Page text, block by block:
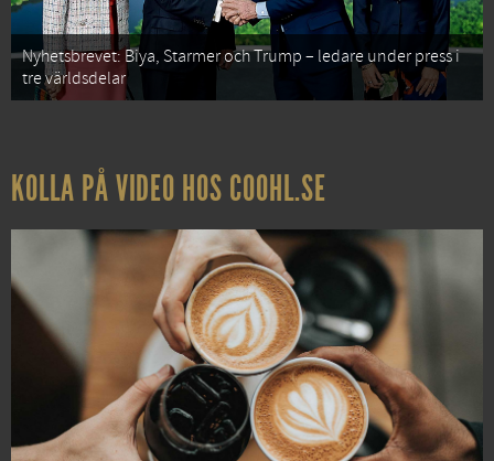
Nyhetsbrevet: Biya, Starmer och Trump – ledare under press i
tre världsdelar
KOLLA PÅ VIDEO HOS COOHL.SE